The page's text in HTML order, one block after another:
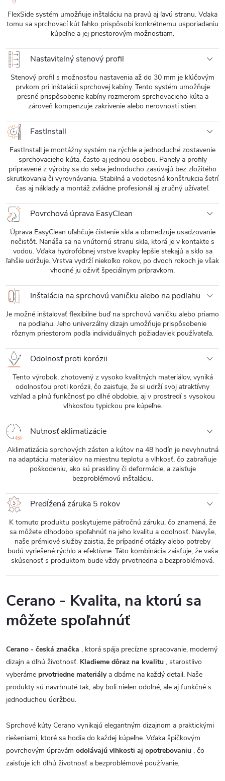
FlexSide systém umožňuje inštaláciu na pravú aj ľavú stranu. Vďaka
tomu sa sprchovací kút ľahko prispôsobí konkrétnemu usporiadaniu
kúpeľne a jej priestorovým možnostiam.
Nastaviteľný stenový profil
Stenový profil s možnosťou nastavenia až do 30 mm je kľúčovým
prvkom pri inštalácii sprchovej kabíny. Tento systém umožňuje
presné prispôsobenie kabíny rozmerom sprchovacieho kúta a
zároveň kompenzuje zakrivenie alebo nerovnosti stien.
FastInstall
FastInstall je montážny systém na rýchle a jednoduché zostavenie
sprchovacieho kúta, často aj jednou osobou. Panely a profily
pripravené z výroby sa do seba jednoducho zasúvajú bez zložitého
skrutkovania či vyrovnávania. Stabilná a vodotesná konštrukcia šetrí
čas aj náklady a montáž zvládne profesionál aj zručný užívateľ.
Povrchová úprava EasyClean
Úprava EasyClean uľahčuje čistenie skla a obmedzuje usadzovanie
nečistôt. Nanáša sa na vnútornú stranu skla, ktorá je v kontakte s
vodou. Vďaka hydrofóbnej vrstve kvapky lepšie stekajú a sklo sa
ľahšie udržuje. Vrstva vydrží niekoľko rokov, po dvoch rokoch je však
vhodné ju oživiť špeciálnym prípravkom.
Inštalácia na sprchovú vaničku alebo na podlahu
Je možné inštalovať flexibilne buď na sprchovú vaničku alebo priamo
na podlahu. Jeho univerzálny dizajn umožňuje prispôsobenie
rôznym priestorom podľa individuálnych požiadaviek používateľa.
Odolnosť proti korózii
Tento výrobok, zhotovený z vysoko kvalitných materiálov, vyniká
odolnosťou proti korózii, čo zaisťuje, že si udrží svoj atraktívny
vzhľad a plnú funkčnosť po dlhé obdobie, aj v prostredí s vysokou
vlhkosťou typickou pre kúpeľne.
Nutnosť aklimatizácie
Aklimatizácia sprchových zásten a kútov na 48 hodín je nevyhnutná
na adaptáciu materiálov na miestnu teplotu a vlhkosť, čo zabraňuje
poškodeniu, ako sú praskliny či deformácie, a zaisťuje
bezproblémovú inštaláciu.
Predĺžená záruka 5 rokov
K tomuto produktu poskytujeme päťročnú záruku, čo znamená, že
sa môžete dlhodobo spoľahnúť na jeho kvalitu a odolnosť. Navyše,
naše prémiové služby zaistia, že prípadné otázky alebo potreby
budú vyriešené rýchlo a efektívne. Táto kombinácia zaisťuje, že vaša
skúsenosť s produktom bude vždy prvotriedna a bezproblémová.
Cerano - Kvalita, na ktorú sa
môžete spoľahnúť
Cerano - česká značka , ktorá spája precízne spracovanie, moderný
dizajn a dlhú životnosť. Kladieme dôraz na kvalitu , starostlivo
vyberáme prvotriedne materiálya dbáme na každý detail. Naše
produkty sú navrhnuté tak, aby boli nielen odolné, ale aj funkčné s
jednoduchou údržbou.
Sprchové kúty Cerano vynikajú elegantným dizajnom a praktickými
riešeniami, ktoré sa hodia do každej kúpeľne. Vďaka špičkovým
povrchovým úpravám odolávajú vlhkosti aj opotrebovaniu , čo
zaisťuje ich dlhú životnosť a bezproblémové používanie.